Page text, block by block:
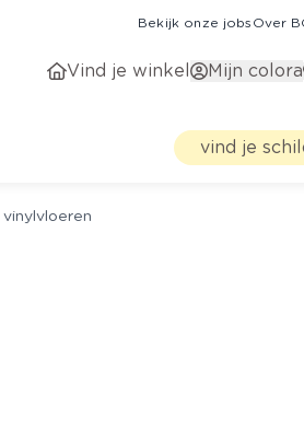
Bekijk onze jobs Over
Vind je winkel Mijn colora
vind je